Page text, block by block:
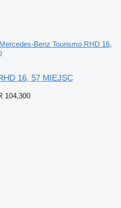
Mercedes-Benz Tourismo RHD 16,
16, 57 MIEJSC
104,300